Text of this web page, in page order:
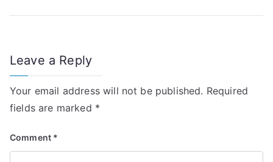
Leave a Reply
Your email address will not be published. Required
fields are marked *
Comment *